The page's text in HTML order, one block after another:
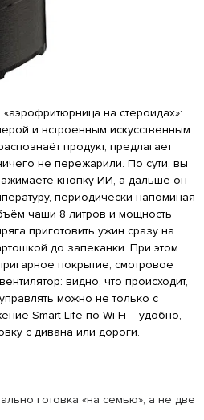
на стероидах»:
и встроенным искусственным
продукт, предлагает
не пережарили. По сути, вы
кнопку ИИ, а дальше он
периодически напоминая
чаши 8 литров и мощность
приготовить ужин сразу на
до запеканки. При этом
покрытие, смотровое
видно, что происходит,
можно не только с
Smart Life по Wi-Fi – удобно,
с дивана или дороги.
готовка «на семью», а не две